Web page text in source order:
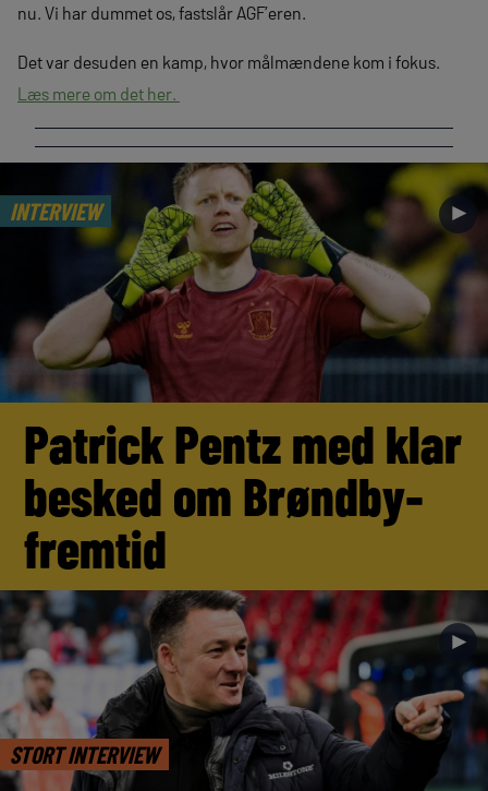
nu. Vi har dummet os, fastslår AGF’eren.
Det var desuden en kamp, hvor målmændene kom i fokus.
Læs mere om det her.
INTERVIEW ►
Patrick Pentz med klar
besked om Brøndby-
fremtid
STORT INTERVIEW
►